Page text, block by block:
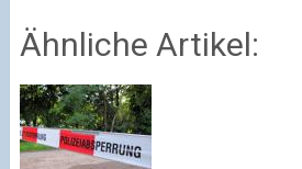
Ähnliche Artikel: